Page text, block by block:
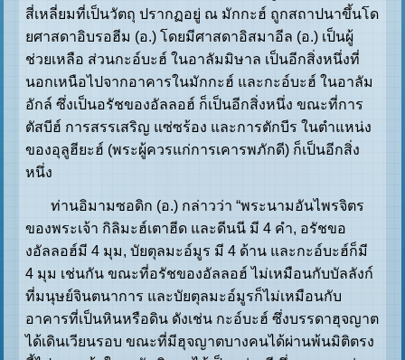
สี่เหลี่ยมที่เป็นวัตถุ ปรากฏอยู่ ณ มักกะฮ์ ถูกสถาปนาขึ้นโด
ยศาสดาอิบรอฮีม (อ.) โดยมีศาสดาอิสมาอีล (อ.) เป็นผู้
ช่วยเหลือ ส่วนกะอ์บะฮ์ ในอาลัมมิษาล เป็นอีกสิ่งหนึ่งที่
นอกเหนือไปจากอาคารในมักกะฮ์ และกะอ์บะฮ์ ในอาลัม
อักล์ ซึ่งเป็นอรัชของอัลลอฮ์ ก็เป็นอีกสิ่งหนึ่ง ขณะที่การ
ตัสบีฮ์ การสรรเสริญ แซ่ซร้อง และการตักบีร ในตำแหน่ง
ของอุลูฮียะฮ์ (พระผู้ควรแก่การเคารพภักดี) ก็เป็นอีกสิ่ง
หนึ่ง
ท่านอิมามซอดิก (อ.) กล่าวว่า “พระนามอันไพรจิตร
ของพระเจ้า กิลิมะฮ์เตาฮีด และดีนนี มี 4 คำ, อรัชขอ
งอัลลอฮ์มี 4 มุม, บัยตุลมะอ์มูร มี 4 ด้าน และกะอ์บะฮ์ก็มี
4 มุม เช่นกัน ขณะที่อรัชของอัลลอฮ์ ไม่เหมือนกับบัลลังก์
ที่มนุษย์จินตนาการ และบัยตุลมะอ์มูรก็ไม่เหมือนกับ
อาคารที่เป็นหินหรือดิน ดังเช่น กะอ์บะฮ์ ซึ่งบรรดาฮุจญาต
ได้เดินเวียนรอบ ขณะที่มีฮุจญาตบางคนได้ผ่านพ้นมิติตรง